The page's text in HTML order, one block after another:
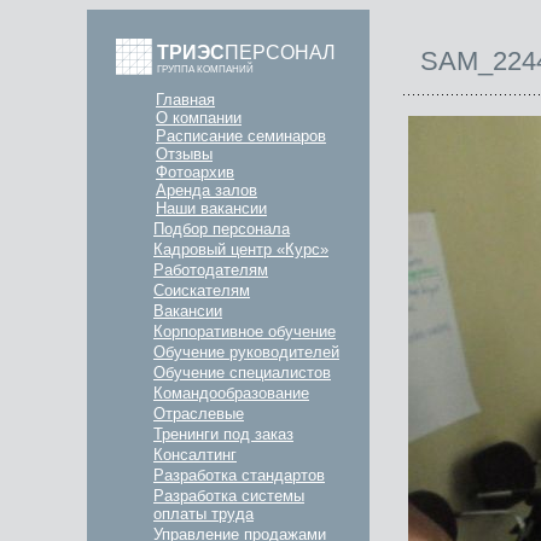
ТРИЭСПЕРСОНАЛ
ГРУППА КОМПАНИЙ
Главная
О компании
Расписание семинаров
Отзывы
Фотоархив
Аренда залов
Наши вакансии
Подбор персонала
Кадровый центр «Курс»
Работодателям
Соискателям
Вакансии
Корпоративное обучение
Обучение руководителей
Обучение специалистов
Командообразование
Отраслевые
Тренинги под заказ
Консалтинг
Разработка стандартов
Разработка системы
оплаты труда
Управление продажами